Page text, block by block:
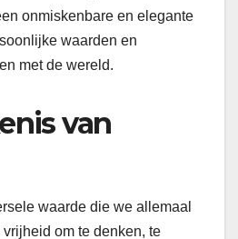
onmiskenbare en elegante
waarden en
met de wereld.
van
waarde die we allemaal
om te denken, te